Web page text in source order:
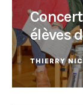
élèves
THIERRY